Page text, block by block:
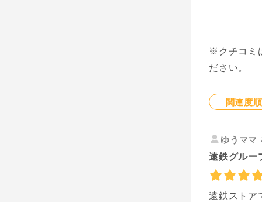
※クチコミ
ださい。
関連度順
ゆうママ
遠鉄グルー
遠鉄ストア